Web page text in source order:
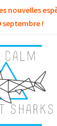
nouvelles
septembre !